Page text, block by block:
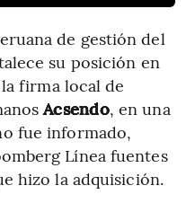
de gestión del
su posición en
firma local de
Acsendo, en una
fue informado,
Línea fuentes
hizo la adquisición.